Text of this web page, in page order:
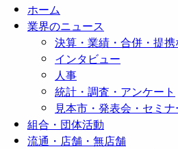
ホーム
業界のニュース
決算・業績・合併・提
インタビュー
人事
統計・調査・アンケート
見本市・発表会・セミ
組合・団体活動
流通・店舗・無店舗